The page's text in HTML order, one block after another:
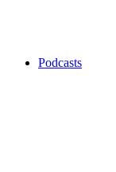
Podcasts